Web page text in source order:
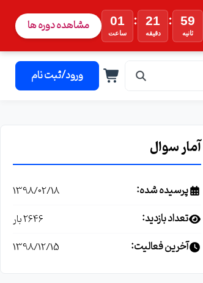
01
ساعت
: 21
دقیقه
: 58
ثانیه مشاهده دوره ها
ورود/ثبت نام
آمار سوال
پرسیده شده: 1398/02/18
تعداد بازدید: 2646 بار
آخرین فعالیت: 1398/12/15